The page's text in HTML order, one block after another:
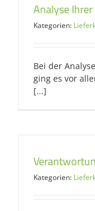
Analyse
Kategorien:
Bei der
ging es vor
[...]
Kategorien: